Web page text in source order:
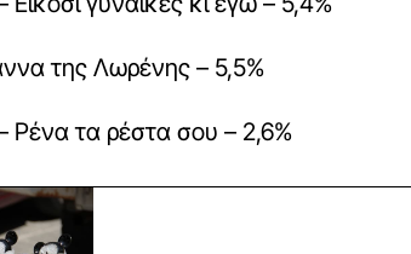
της Λωρένης – 5,5%
Ρένα τα ρέστα σου – 2,6%